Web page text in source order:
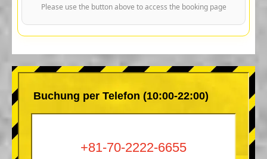
Please use the button above to access the booking page
Buchung per Telefon (10:00-22:00)
+81-70-2222-6655